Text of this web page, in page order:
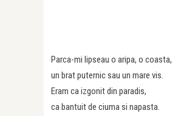
Parca-mi lipseau o aripa, o coasta,
un brat puternic sau un mare vis.
Eram ca izgonit din paradis,
ca bantuit de ciuma si napasta.